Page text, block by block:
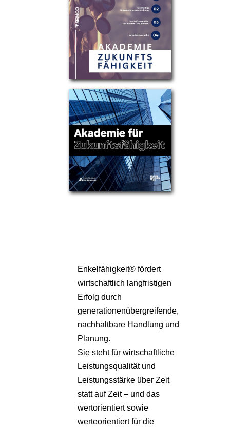
Partner
Über uns
Enkelfähigkeit® fördert
wirtschaftlich langfristigen
Erfolg durch
generationenübergreifende,
nachhaltbare Handlung und
Planung.
Sie steht für wirtschaftliche
Leistungsqualität und
Leistungsstärke über Zeit
statt auf Zeit – und das
wertorientiert sowie
werteorientiert für die